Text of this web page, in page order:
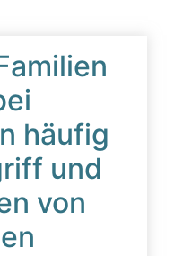
häufig
und
von
von
– Alarmsignale